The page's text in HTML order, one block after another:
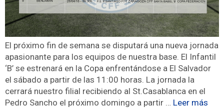
El próximo fin de semana se disputará una nueva jornada
apasionante para los equipos de nuestra base. El Infantil
‘B’ se estrenará en la Copa enfrentándose a El Salvador
el sábado a partir de las 11:00 horas. La jornada la
cerrará nuestro filial recibiendo al St.Casablanca en el
Pedro Sancho el próximo domingo a partir … Leer más